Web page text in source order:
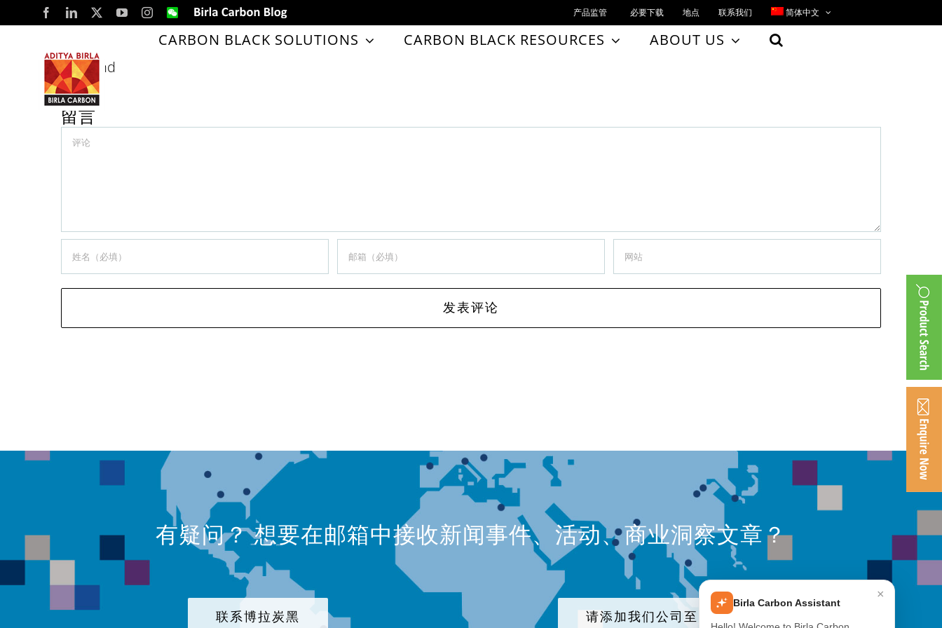
to
content
FacebookLinkedIn YouTubeInstagram
WeChatBirla
Carbon
Blog
产品监管 必要下载 地点 联系我们 简体中文
CARBON BLACK SOLUTIONS CARBON BLACK RESOURCES
ABOUT US
Thailand
留言
Comment
有疑问？ 想要在邮箱中接收新闻事件、活动、商业洞察文章？
联系博拉炭黑 请添加我们公司至电子邮件列表
×
Birla Carbon Assistant